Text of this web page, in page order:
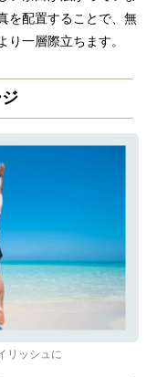
を配置することで、無
一層際立ちます。
リッシュに